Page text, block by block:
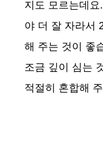
지도 모르는데
야 더 잘 자라서
해 주는 것이 좋
조금 깊이 심는
적절히 혼합해